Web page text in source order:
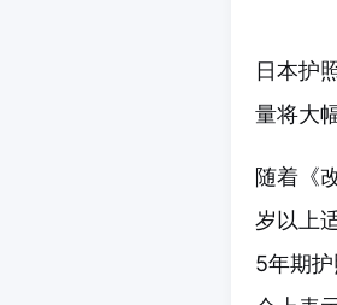
日本护
量将大
随着《
岁以上
5年期